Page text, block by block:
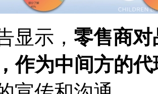
示， 零售商对
作为中间方的